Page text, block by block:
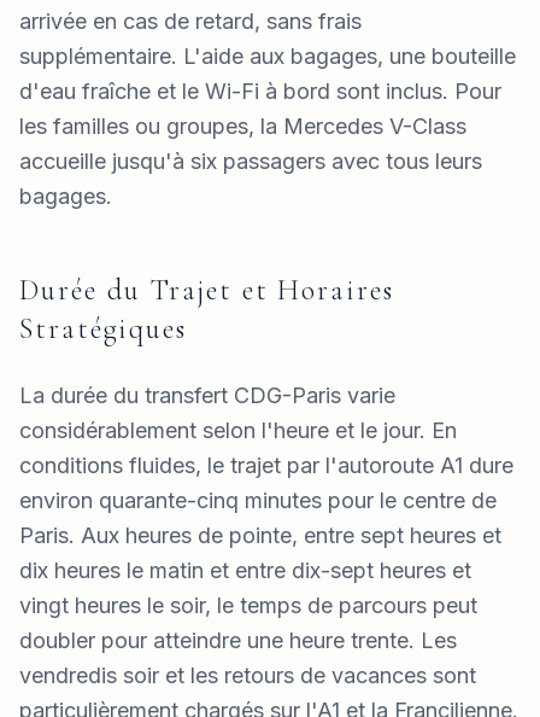
arrivée en cas de retard, sans frais
supplémentaire. L'aide aux bagages, une bouteille
d'eau fraîche et le Wi-Fi à bord sont inclus. Pour
les familles ou groupes, la Mercedes V-Class
accueille jusqu'à six passagers avec tous leurs
bagages.
Durée du Trajet et Horaires
Stratégiques
La durée du transfert CDG-Paris varie
considérablement selon l'heure et le jour. En
conditions fluides, le trajet par l'autoroute A1 dure
environ quarante-cinq minutes pour le centre de
Paris. Aux heures de pointe, entre sept heures et
dix heures le matin et entre dix-sept heures et
vingt heures le soir, le temps de parcours peut
doubler pour atteindre une heure trente. Les
vendredis soir et les retours de vacances sont
particulièrement chargés sur l'A1 et la Francilienne.